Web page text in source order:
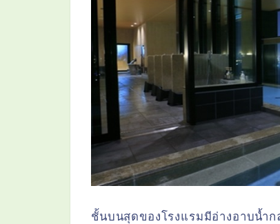
ชั้นบนสุดของโรงแรมมีอ่างอาบน้ำ